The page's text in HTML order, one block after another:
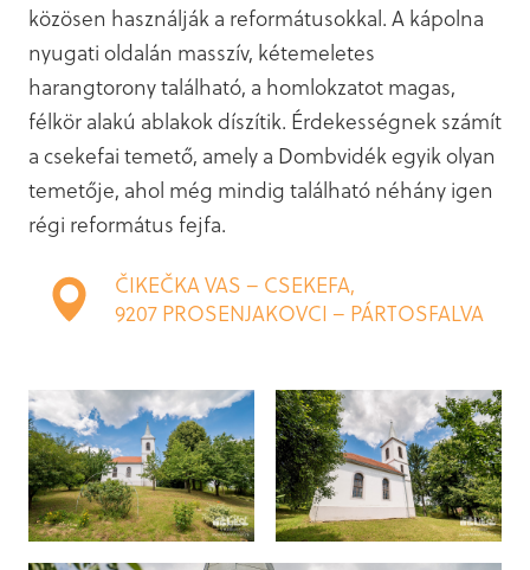
közösen használják a reformátusokkal. A kápolna
nyugati oldalán masszív, kétemeletes
harangtorony található, a homlokzatot magas,
félkör alakú ablakok díszítik. Érdekességnek számít
a csekefai temető, amely a Dombvidék egyik olyan
temetője, ahol még mindig található néhány igen
régi református fejfa.
ČIKEČKA VAS – CSEKEFA,
9207 PROSENJAKOVCI – PÁRTOSFALVA